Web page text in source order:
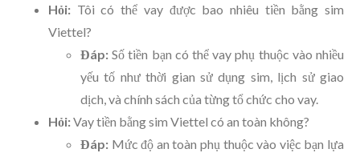
Hỏi: Tôi có thể vay được bao nhiêu tiền bằng sim
Viettel?
Đáp: Số tiền bạn có thể vay phụ thuộc vào nhiều
yếu tố như thời gian sử dụng sim, lịch sử giao
dịch, và chính sách của từng tổ chức cho vay.
Hỏi:Vay tiền bằng sim Viettel có an toàn không?
Đáp: Mức độ an toàn phụ thuộc vào việc bạn lựa